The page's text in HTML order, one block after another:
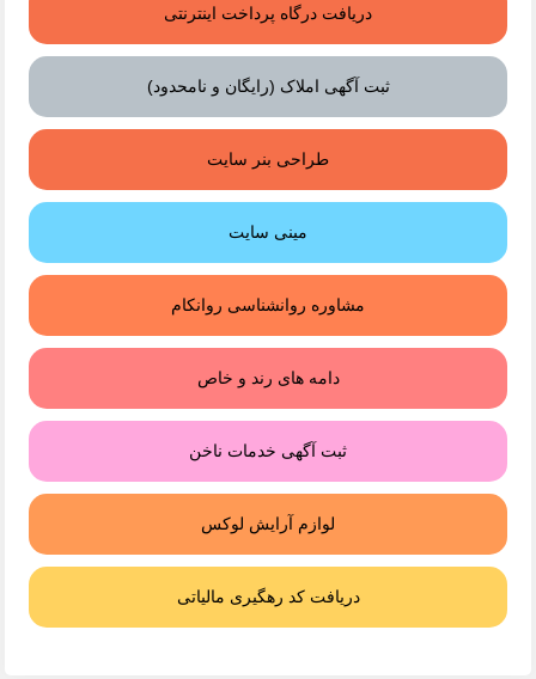
دریافت درگاه پرداخت اینترنتی
ثبت آگهی املاک (رایگان و نامحدود)
طراحی بنر سایت
مینی سایت
مشاوره روانشناسی روانکام
دامه های رند و خاص
ثبت آگهی خدمات ناخن
لوازم آرایش لوکس
دریافت کد رهگیری مالیاتی